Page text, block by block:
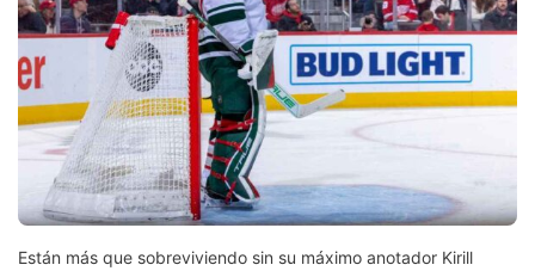
Están más que sobreviviendo sin su máximo anotador Kirill